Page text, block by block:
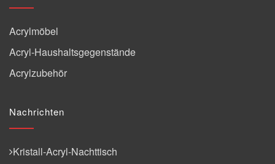
Acrylmöbel
Acryl-Haushaltsgegenstände
Acrylzubehör
Nachrichten
Kristall-Acryl-Nachttisch